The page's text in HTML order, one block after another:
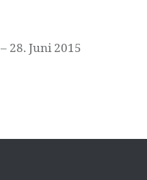
28. Juni 2015